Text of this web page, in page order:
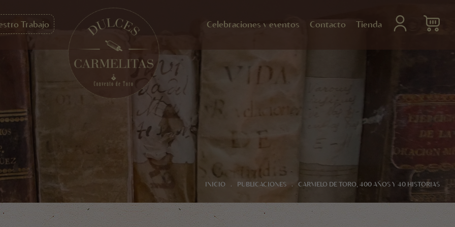
Trabajo Celebraciones y eventos Contacto Tienda
INICIO . PUBLICACIONES . CARMELO DE TORO, 400 AÑOS Y 40 HISTORIAS